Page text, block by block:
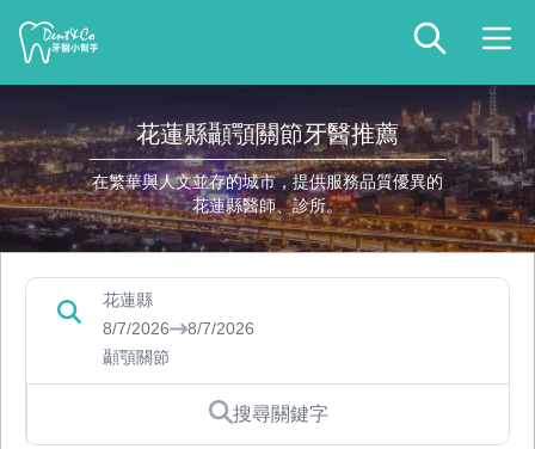
花蓮縣顳顎關節牙醫推薦
在繁華與人文並存的城市，提供服務品質優異的
花蓮縣醫師、診所。
花蓮縣
8/7/2026
8/7/2026
顳顎關節
搜尋關鍵字